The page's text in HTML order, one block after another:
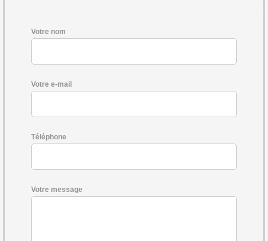
Votre nom
Votre e-mail
Téléphone
Votre message